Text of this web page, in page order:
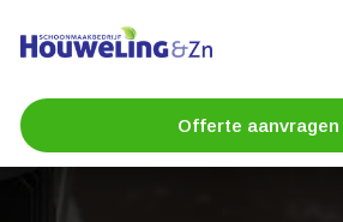
Offerte aanvragen